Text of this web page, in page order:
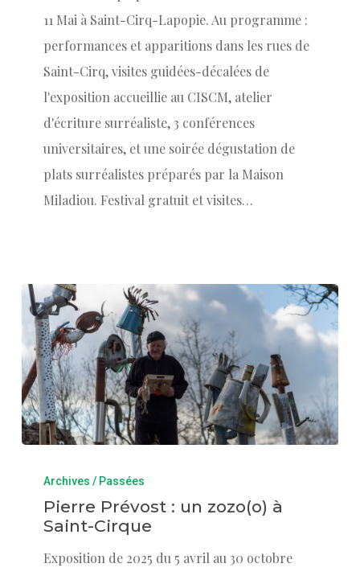
11 Mai à Saint-Cirq-Lapopie. Au programme :
performances et apparitions dans les rues de
Saint-Cirq, visites guidées-décalées de
l'exposition accueillie au CISCM, atelier
d'écriture surréaliste, 3 conférences
universitaires, et une soirée dégustation de
plats surréalistes préparés par la Maison
Miladiou. Festival gratuit et visites…
Archives / Passées
Pierre Prévost : un zozo(o) à
Saint-Cirque
Exposition de 2025 du 5 avril au 30 octobre